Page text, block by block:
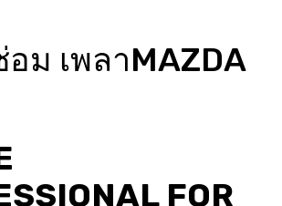
ม เพลาMAZDA
FOR